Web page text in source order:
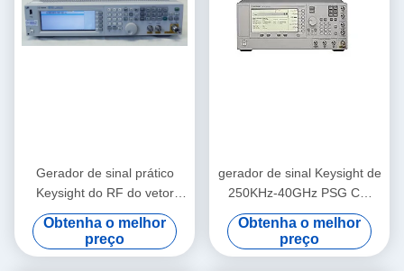
Gerador de sinal prático
Keysight do RF do vetor
Agilent N5182A MXG
Obtenha o melhor
preço
gerador de sinal Keysight de
250KHz-40GHz PSG CW
Agilent E8247C
Obtenha o melhor
preço